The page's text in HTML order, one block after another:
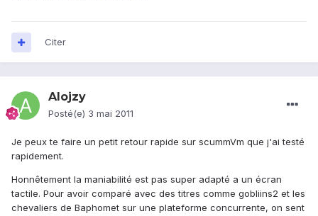
Citer
Alojzy
Posté(e) 3 mai 2011
Je peux te faire un petit retour rapide sur scummVm que j'ai testé
rapidement.
Honnêtement la maniabilité est pas super adapté a un écran
tactile. Pour avoir comparé avec des titres comme gobliins2 et les
chevaliers de Baphomet sur une plateforme concurrente, on sent